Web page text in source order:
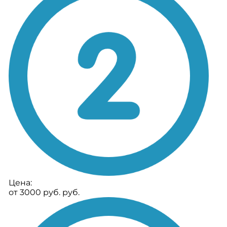
Цена:
от 3000 руб. руб.